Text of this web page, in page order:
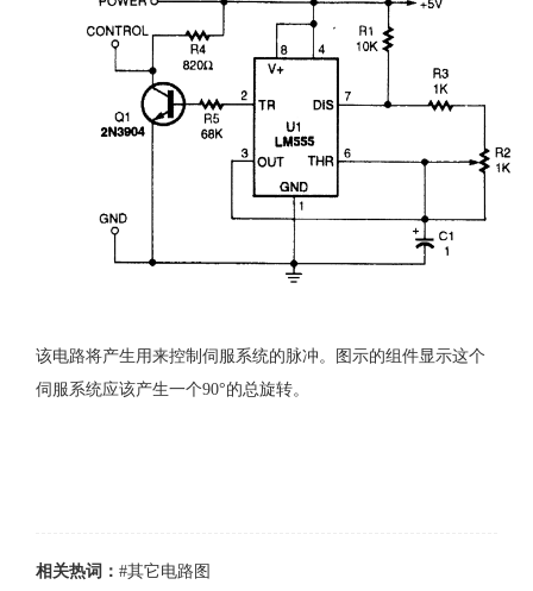
该电路将产生用来控制伺服系统的脉冲。图示的组件显示这个
伺服系统应该产生一个90°的总旋转。
相关热词： #其它电路图